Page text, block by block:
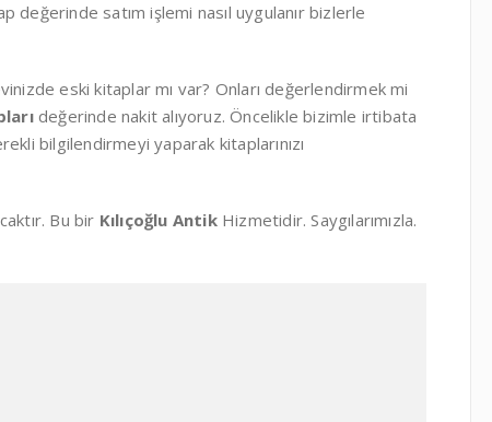
değerinde satım işlemi nasıl uygulanır bizlerle
eski kitaplar mı var? Onları değerlendirmek mi
değerinde nakit alıyoruz. Öncelikle bizimle irtibata
bilgilendirmeyi yaparak kitaplarınızı
Bu bir Kılıçoğlu AntikHizmetidir. Saygılarımızla.